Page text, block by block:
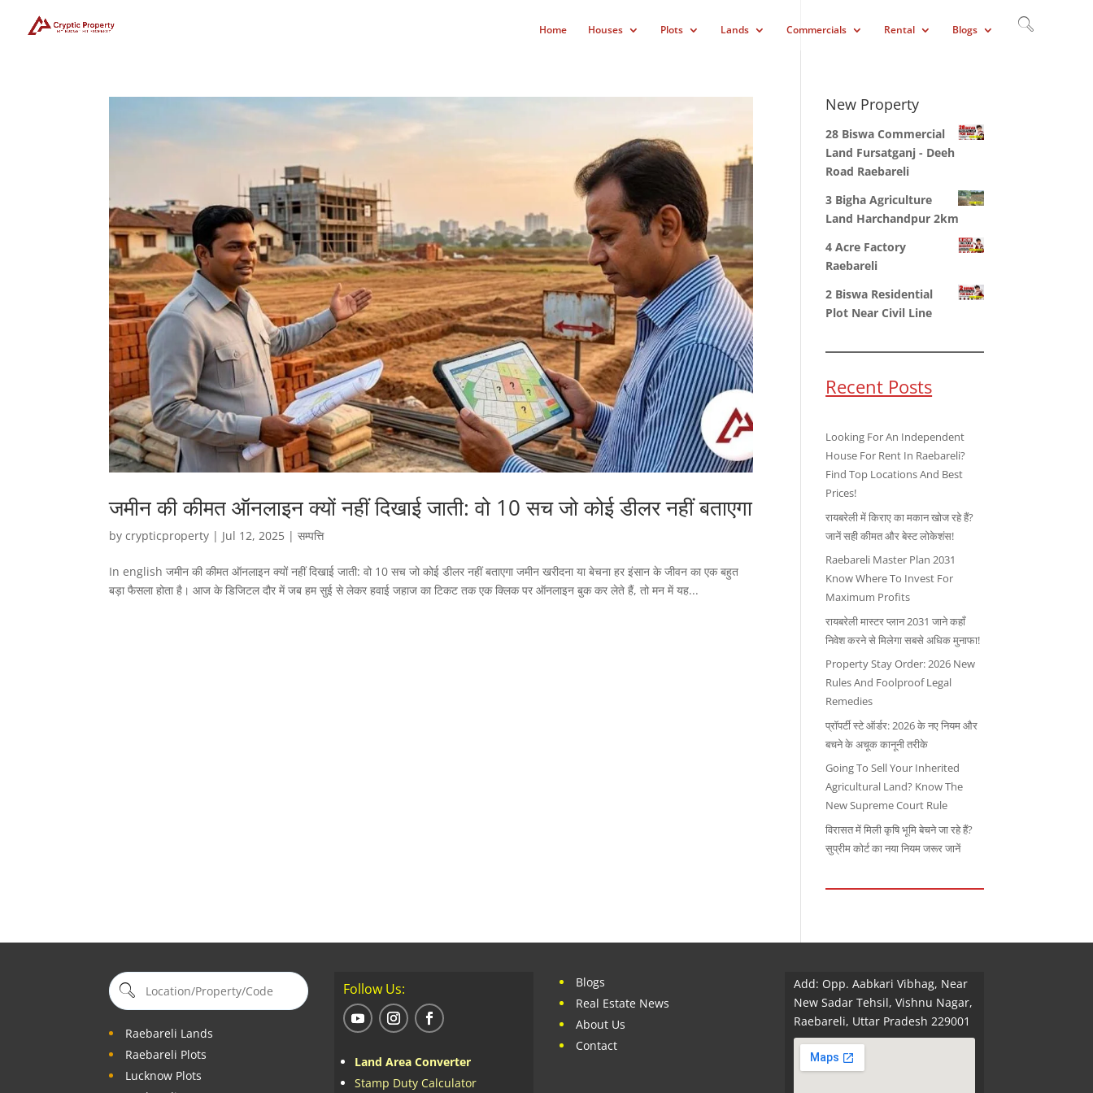
Home Houses Plots Lands Commercials Rental Blogs
जमीन की कीमत ऑनलाइन क्यों नहीं दिखाई जाती: वो 10 सच जो कोई डीलर नहीं बताएगा
bycrypticproperty | Jul 12, 2025 |सम्पत्ति
In english जमीन की कीमत ऑनलाइन क्यों नहीं दिखाई जाती: वो 10 सच जो कोई डीलर नहीं बताएगा जमीन खरीदना या बेचना हर इंसान के जीवन का एक बहुत
बड़ा फैसला होता है। आज के डिजिटल दौर में जब हम सुई से लेकर हवाई जहाज का टिकट तक एक क्लिक पर ऑनलाइन बुक कर लेते हैं, तो मन में यह...
New Property
28 Biswa Commercial
Land Fursatganj - Deeh
Road Raebareli
3 Bigha Agriculture
Land Harchandpur 2km
4 Acre Factory
Raebareli
2 Biswa Residential
Plot Near Civil Line
Recent Posts
Looking For An Independent
House For Rent In Raebareli?
Find Top Locations And Best
Prices!
रायबरेली में किराए का मकान खोज रहे हैं?
जानें सही कीमत और बेस्ट लोकेशंस!
Raebareli Master Plan 2031
Know Where To Invest For
Maximum Profits
रायबरेली मास्टर प्लान 2031 जाने कहाँ
निवेश करने से मिलेगा सबसे अधिक मुनाफा!
Property Stay Order: 2026 New
Rules And Foolproof Legal
Remedies
प्रॉपर्टी स्टे ऑर्डर: 2026 के नए नियम और
बचने के अचूक कानूनी तरीके
Going To Sell Your Inherited
Agricultural Land? Know The
New Supreme Court Rule
विरासत में मिली कृषि भूमि बेचने जा रहे हैं?
सुप्रीम कोर्ट का नया नियम जरूर जानें
Raebareli Lands
Raebareli Plots
Lucknow Plots
Follow Us:
Land Area Converter
Stamp Duty Calculator
Blogs
Real Estate News
About Us
Contact
Add: Opp. Aabkari Vibhag, Near
New Sadar Tehsil, Vishnu Nagar,
Raebareli, Uttar Pradesh 229001